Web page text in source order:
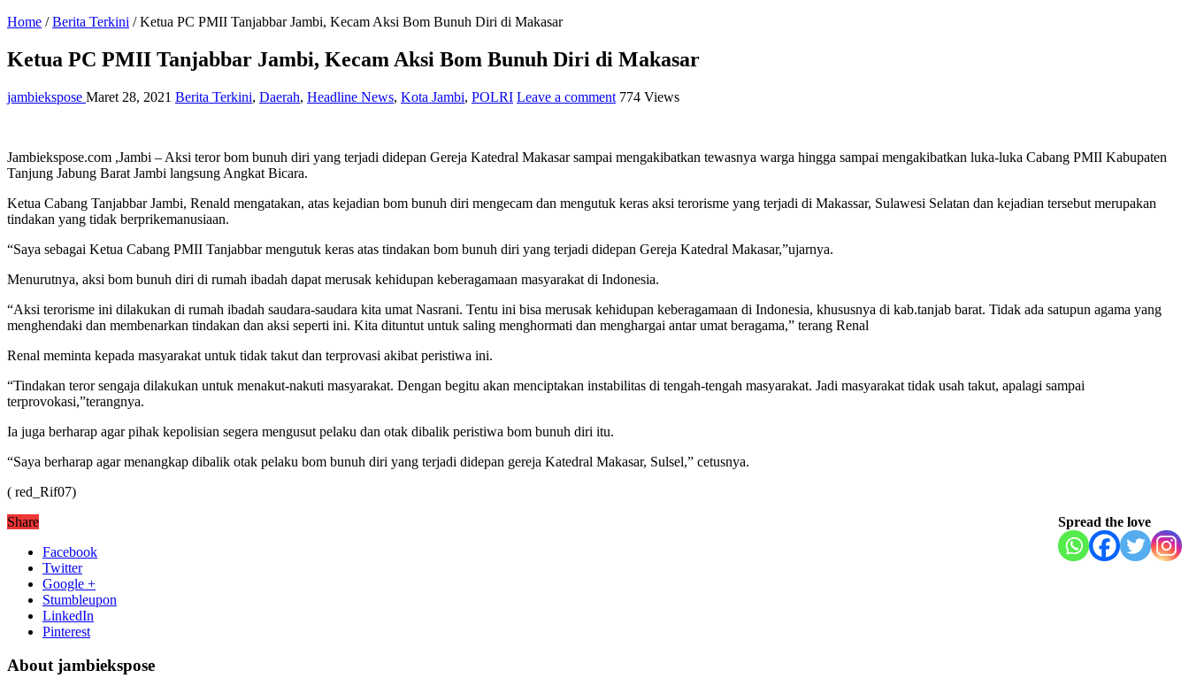
Home / Berita Terkini / Ketua PC PMII Tanjabbar Jambi, Kecam Aksi Bom Bunuh Diri di Makasar
Ketua PC PMII Tanjabbar Jambi, Kecam Aksi Bom Bunuh Diri di Makasar
jambiekspose Maret 28, 2021 Berita Terkini, Daerah, Headline News, Kota Jambi, POLRI Leave a comment 774 Views
Jambiekspose.com ,Jambi – Aksi teror bom bunuh diri yang terjadi didepan Gereja Katedral Makasar sampai mengakibatkan tewasnya warga hingga sampai mengakibatkan luka-luka Cabang PMII Kabupaten
Tanjung Jabung Barat Jambi langsung Angkat Bicara.
Ketua Cabang Tanjabbar Jambi, Renald mengatakan, atas kejadian bom bunuh diri mengecam dan mengutuk keras aksi terorisme yang terjadi di Makassar, Sulawesi Selatan dan kejadian tersebut merupakan
tindakan yang tidak berprikemanusiaan.
“Saya sebagai Ketua Cabang PMII Tanjabbar mengutuk keras atas tindakan bom bunuh diri yang terjadi didepan Gereja Katedral Makasar,”ujarnya.
Menurutnya, aksi bom bunuh diri di rumah ibadah dapat merusak kehidupan keberagamaan masyarakat di Indonesia.
“Aksi terorisme ini dilakukan di rumah ibadah saudara-saudara kita umat Nasrani. Tentu ini bisa merusak kehidupan keberagamaan di Indonesia, khususnya di kab.tanjab barat. Tidak ada satupun agama yang
menghendaki dan membenarkan tindakan dan aksi seperti ini. Kita dituntut untuk saling menghormati dan menghargai antar umat beragama,” terang Renal
Renal meminta kepada masyarakat untuk tidak takut dan terprovasi akibat peristiwa ini.
“Tindakan teror sengaja dilakukan untuk menakut-nakuti masyarakat. Dengan begitu akan menciptakan instabilitas di tengah-tengah masyarakat. Jadi masyarakat tidak usah takut, apalagi sampai
terprovokasi,”terangnya.
Ia juga berharap agar pihak kepolisian segera mengusut pelaku dan otak dibalik peristiwa bom bunuh diri itu.
“Saya berharap agar menangkap dibalik otak pelaku bom bunuh diri yang terjadi didepan gereja Katedral Makasar, Sulsel,” cetusnya.
( red_Rif07)
Spread the love
Share
Facebook
Twitter
Google +
Stumbleupon
LinkedIn
Pinterest
About jambiekspose